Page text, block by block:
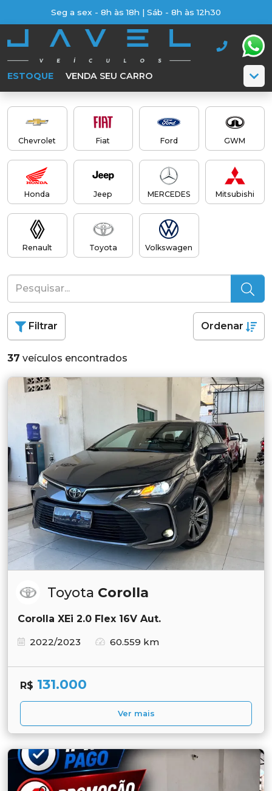
Seg a sex - 8h às 18h | Sáb - 8h às 12h30
ESTOQUE VENDA SEU CARRO
Chevrolet Fiat Ford GWM
Honda Jeep MERCEDES Mitsubishi
Renault Toyota Volkswagen
Filtrar Ordenar
37 veículos encontrados
Toyota Corolla
Corolla XEi 2.0 Flex 16V Aut.
2022/2023
60.559 km
R$ 131.000
Ver mais